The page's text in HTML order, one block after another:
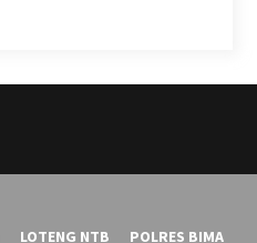
LOTENG NTB POLRES BIMA